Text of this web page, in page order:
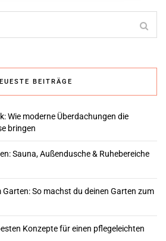
BEITRÄGE
Wie moderne Überdachungen die
bringen
Sauna, Außendusche & Ruhebereiche
So machst du deinen Garten zum
Konzepte für einen pflegeleichten